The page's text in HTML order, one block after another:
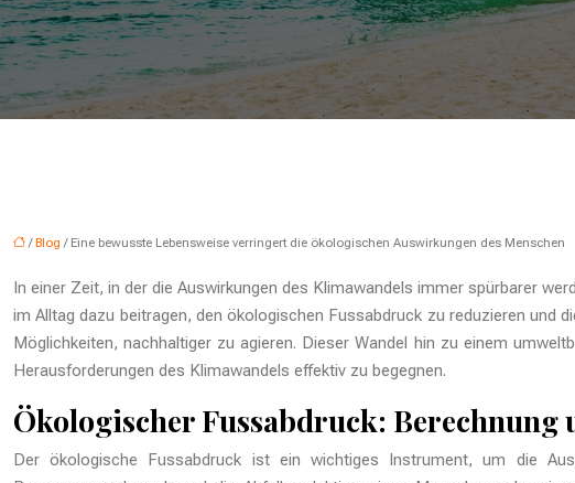
/Blog / Eine bewusste Lebensweise verringert die ökologischen Auswirkungen des Menschen
In einer Zeit, in der die Auswirkungen des Klimawandels immer spürbarer
im Alltag dazu beitragen, den ökologischen Fussabdruck zu reduzieren und
Möglichkeiten, nachhaltiger zu agieren. Dieser Wandel hin zu einem
Herausforderungen des Klimawandels effektiv zu begegnen.
Ökologischer Fussabdruck: Berechnung
Der ökologische Fussabdruck ist ein wichtiges Instrument, um die